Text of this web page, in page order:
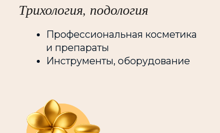
BEAUNITY — не просто выставка, это
еще и один из самых масштабных
форумов для профессионалов.
и известные специалисты
обменяются опытом, обсудят все
от теории, методик и протоколов
до развития практики, ведения
бизнеса и укрепления своего бренда!